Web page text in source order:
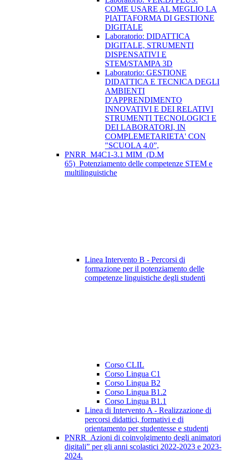
COME USARE AL MEGLIO LA
PIATTAFORMA DI GESTIONE
DIGITALE
Laboratorio: DIDATTICA
DIGITALE, STRUMENTI
DISPENSATIVI E
STEM/STAMPA 3D
Laboratorio: GESTIONE
DIDATTICA E TECNICA DEGLI
AMBIENTI
D'APPRENDIMENTO
INNOVATIVI E DEI RELATIVI
STRUMENTI TECNOLOGICI E
DEI LABORATORI, IN
COMPLEMETARIETA' CON
"SCUOLA 4.0”,
PNRR_M4C1-3.1 MIM_(D.M
65)_Potenziamento delle competenze STEM e
multilinguistiche
Linea Intervento B - Percorsi di
formazione per il potenziamento delle
competenze linguistiche degli studenti
Corso CLIL
Corso Lingua C1
Corso Lingua B2
Corso Lingua B1.2
Corso Lingua B1.1
Linea di Intervento A - Realizzazione di
percorsi didattici, formativi e di
orientamento per studentesse e studenti
PNRR_Azioni di coinvolgimento degli animatori
digitali” per gli anni scolastici 2022-2023 e 2023-
2024.